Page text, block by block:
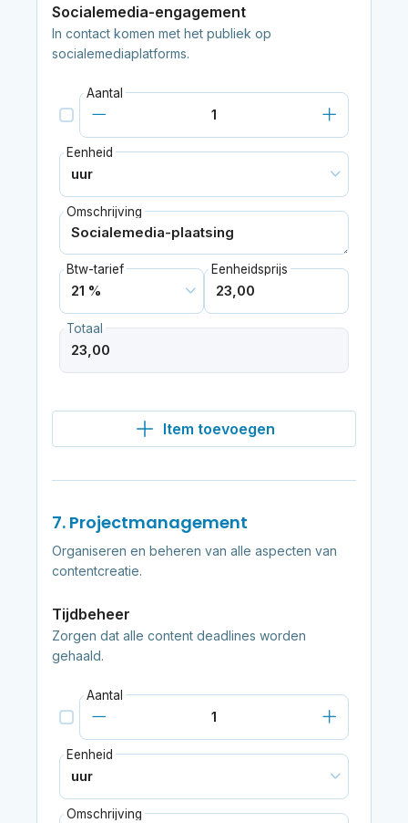
Socialemedia-engagement
In contact komen met het publiek op
socialemediaplatforms.
Aantal
Eenheid
Omschrijving
Btw-tarief Eenheidsprijs
Totaal
Item toevoegen
7. Projectmanagement
Organiseren en beheren van alle aspecten van
contentcreatie.
Tijdbeheer
Zorgen dat alle content deadlines worden
gehaald.
Aantal
Eenheid
Omschrijving